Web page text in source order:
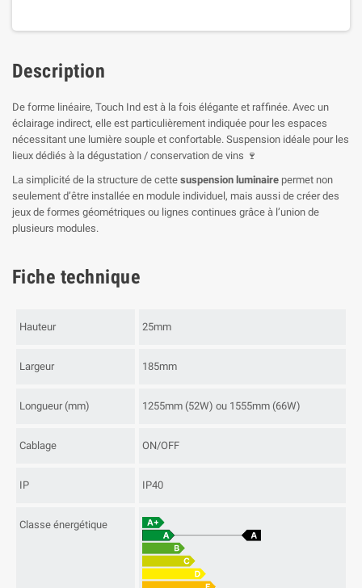
Description
De forme linéaire, Touch Ind est à la fois élégante et raffinée. Avec un
éclairage indirect, elle est particulièrement indiquée pour les espaces
nécessitant une lumière souple et confortable. Suspension idéale pour les
lieux dédiés à la dégustation / conservation de vins 🍷
La simplicité de la structure de cette suspension luminaire permet non
seulement d’être installée en module individuel, mais aussi de créer des
jeux de formes géométriques ou lignes continues grâce à l’union de
plusieurs modules.
Fiche technique
Hauteur 25mm
Largeur 185mm
Longueur (mm) 1255mm (52W) ou 1555mm (66W)
Cablage ON/OFF
IP IP40
Classe énergétique